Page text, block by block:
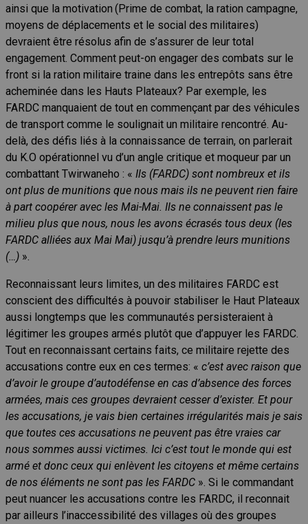
ainsi que la motivation (Prime de combat, la ration campagne,
moyens de déplacements et le social des militaires)
devraient être résolus afin de s’assurer de leur total
engagement. Comment peut-on engager des combats sur le
front si la ration militaire traine dans les entrepôts sans être
acheminée dans les Hauts Plateaux? Par exemple, les
FARDC manquaient de tout en commençant par des véhicules
de transport comme le soulignait un militaire rencontré. Au-
delà, des défis liés à la connaissance de terrain, on parlerait
du K.O opérationnel vu d’un angle critique et moqueur par un
combattant Twirwaneho : « Ils (FARDC) sont nombreux et ils
ont plus de munitions que nous mais ils ne peuvent rien faire
à part coopérer avec les Mai-Mai. Ils ne connaissent pas le
milieu plus que nous, nous les avons écrasés tous deux (les
FARDC alliées aux Mai Mai) jusqu’à prendre leurs munitions
(…) ».
Reconnaissant leurs limites, un des militaires FARDC est
conscient des difficultés à pouvoir stabiliser le Haut Plateaux
aussi longtemps que les communautés persisteraient à
légitimer les groupes armés plutôt que d’appuyer les FARDC.
Tout en reconnaissant certains faits, ce militaire rejette des
accusations contre eux en ces termes: « c’est avec raison que
d’avoir le groupe d’autodéfense en cas d’absence des forces
armées, mais ces groupes devraient cesser d’exister. Et pour
les accusations, je vais bien certaines irrégularités mais je sais
que toutes ces accusations ne peuvent pas être vraies car
nous sommes aussi victimes. Ici c’est tout le monde qui est
armé et donc ceux qui enlèvent les citoyens et même certains
de nos éléments ne sont pas les FARDC ». Si le commandant
peut nuancer les accusations contre les FARDC, il reconnait
par ailleurs l’inaccessibilité des villages où des groupes